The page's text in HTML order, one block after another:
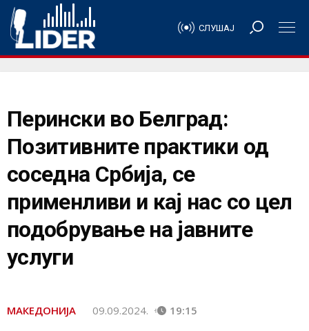
СЛУШАЈ
Перински во Белград:
Позитивните практики од
соседна Србија, се
применливи и кај нас со цел
подобрување на јавните
услуги
МАКЕДОНИЈА 09.09.2024. 19:15